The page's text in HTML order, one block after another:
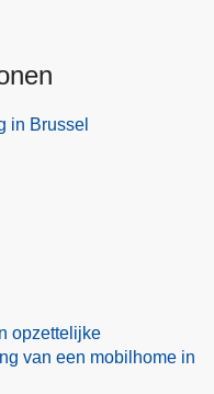
in Brussel
opzettelijke
van een mobilhome in